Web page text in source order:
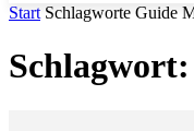
Start Schlagworte Guide